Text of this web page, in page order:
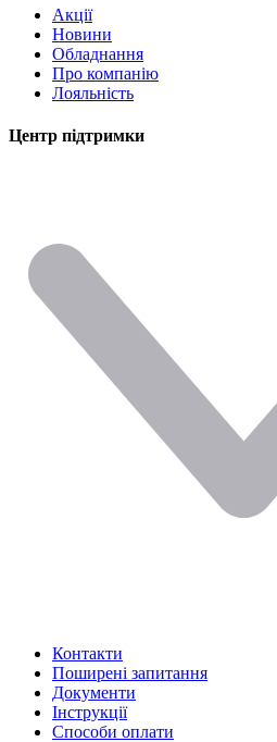
Акції
Новини
Обладнання
Про компанію
Лояльність
Центр підтримки
Контакти
Поширені запитання
Документи
Інструкції
Способи оплати